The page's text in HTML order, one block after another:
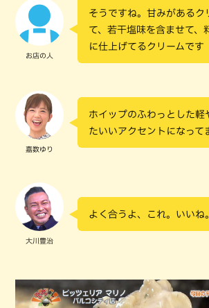
お店の人
そうですね。甘みがあるク
て、若干塩味を含ませて、
に仕上げてるクリームです
嘉数ゆり
ホイップのふわっとした軽
たいいアクセントになって
大川豊治
よく合うよ、これ。いいね